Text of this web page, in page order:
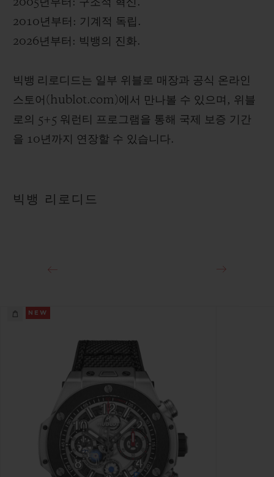
2010년부터: 기계적 독립.
2026년부터: 빅뱅의 진화.
빅뱅 리로디드는 일부 위블로 매장과 공식 온라인
스토어(hublot.com)에서 만나볼 수 있으며, 위블
로의 5+5 워런티 프로그램을 통해 국제 보증 기간
을 10년까지 연장할 수 있습니다.
빅뱅 리로디드
NEW